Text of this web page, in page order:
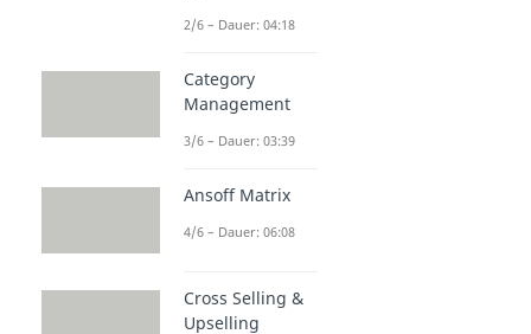
2/6 – Dauer: 04:18
Category
Management
3/6 – Dauer: 03:39
Ansoff Matrix
4/6 – Dauer: 06:08
Cross Selling &
Upselling